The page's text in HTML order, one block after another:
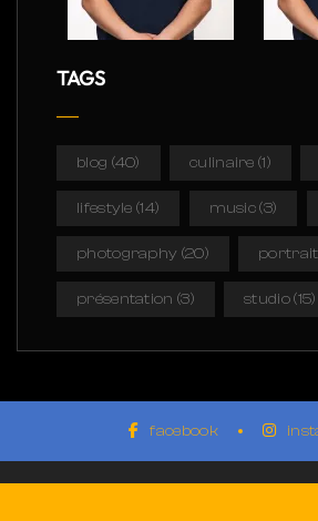
TAGS
blog (40) culinaire (1)
lifestyle (14) music(3)
photography (20)
présentation (3) studio(15)
facebook